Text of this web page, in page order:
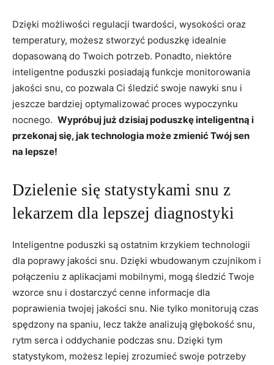
Dzięki możliwości ⁣regulacji twardości, wysokości oraz
temperatury,​ możesz ‍stworzyć poduszkę idealnie
dopasowaną ⁣do Twoich⁣ potrzeb.⁤ Ponadto, niektóre
inteligentne ⁣poduszki posiadają funkcje monitorowania
jakości ‍snu, co pozwala Ci śledzić swoje nawyki snu ⁢i
⁢jeszcze bardziej optymalizować proces ​wypoczynku
nocnego. ⁤ Wypróbuj już dzisiaj​ poduszkę inteligentną i
⁤przekonaj się, ⁢jak technologia‍ może zmienić ⁣Twój ‍sen
na lepsze!
Dzielenie się statystykami snu z
lekarzem dla lepszej diagnostyki
Inteligentne poduszki są ostatnim krzykiem technologii
dla ⁢poprawy jakości snu. ‍Dzięki wbudowanym czujnikom i
połączeniu z aplikacjami‍ mobilnymi, mogą śledzić Twoje⁢
wzorce snu ⁣i ⁣dostarczyć cenne ⁣informacje dla
poprawienia twojej jakości snu. Nie tylko monitorują czas
spędzony na ⁢spaniu, lecz także‍ analizują głębokość ⁢snu,
rytm serca i oddychanie podczas‍ snu. Dzięki tym
statystykom,‍ możesz lepiej zrozumieć⁣ swoje potrzeby